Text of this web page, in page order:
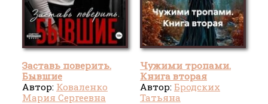
Заставь поверить.
Бывшие
Автор: Коваленко
Мария Сергеевна
Чужими тропами.
Книга вторая
Автор: Бродских
Татьяна